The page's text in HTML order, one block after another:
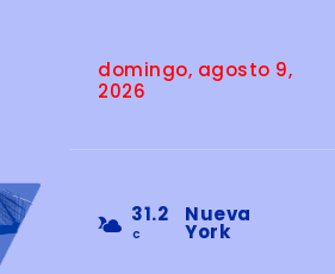
domingo, agosto 9,
2026
31.2
C
Nueva
York